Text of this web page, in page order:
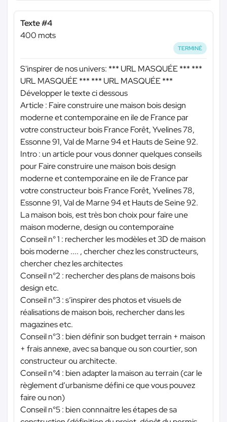
Texte #4
400 mots
TERMINÉ
S'inspirer de nos univers: *** URL MASQUÉE *** ***
URL MASQUÉE *** *** URL MASQUÉE ***
Développer le texte ci dessous
Article : Faire construire une maison bois design
moderne et contemporaine en ile de France par
votre constructeur bois France Forêt, Yvelines 78,
Essonne 91, Val de Marne 94 et Hauts de Seine 92.
Intro : un article pour vous donner quelques conseils
pour Faire construire une maison bois design
moderne et contemporaine en ile de France par
votre constructeur bois France Forêt, Yvelines 78,
Essonne 91, Val de Marne 94 et Hauts de Seine 92.
La maison bois, est très bon choix pour faire une
maison moderne, design ou contemporaine
Conseil n° 1 : rechercher les modèles et 3D de maison
bois moderne .... , chercher chez les constructeurs,
chercher chez les architectes
Conseil n°2 : rechercher des plans de maisons bois
design etc.
Conseil n°3 : s’inspirer des photos et visuels de
réalisations de maison bois, rechercher dans les
magazines etc.
Conseil n°3 : bien définir son budget terrain + maison
+ frais annexe, avec sa banque ou son courtier, son
constructeur ou architecte.
Conseil n°4 : bien adapter la maison au terrain (car le
règlement d’urbanisme défini ce que vous pouvez
faire ou non)
Conseil n°5 : bien connnaitre les étapes de sa